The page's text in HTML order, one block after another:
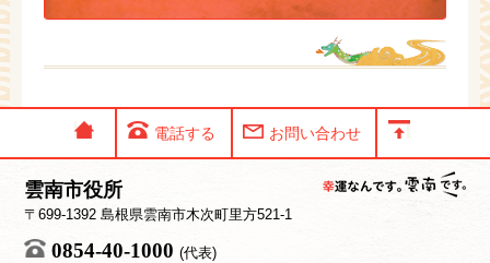
電話する お問い合わせ
雲南市役所
〒699-1392 島根県雲南市木次町里方521-1
0854-40-1000 (代表)